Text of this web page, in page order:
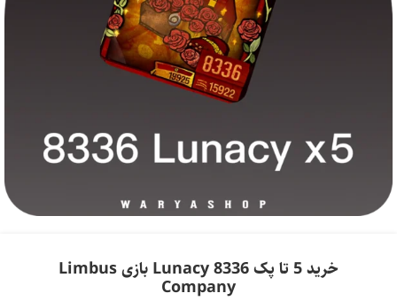
خرید 5 تا پک 8336 Lunacy بازی Limbus
Company